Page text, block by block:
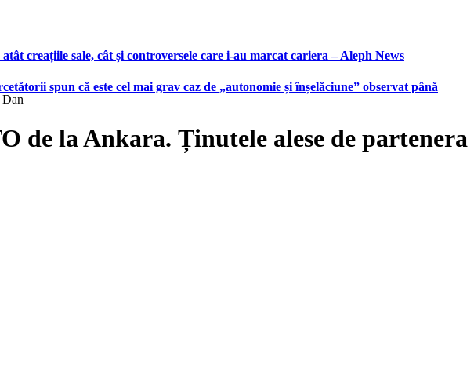
creațiile sale, cât și controversele care i-au marcat cariera – Aleph News
spun că este cel mai grav caz de „autonomie și înșelăciune” observat până
la Ankara. Ținutele alese de partenera